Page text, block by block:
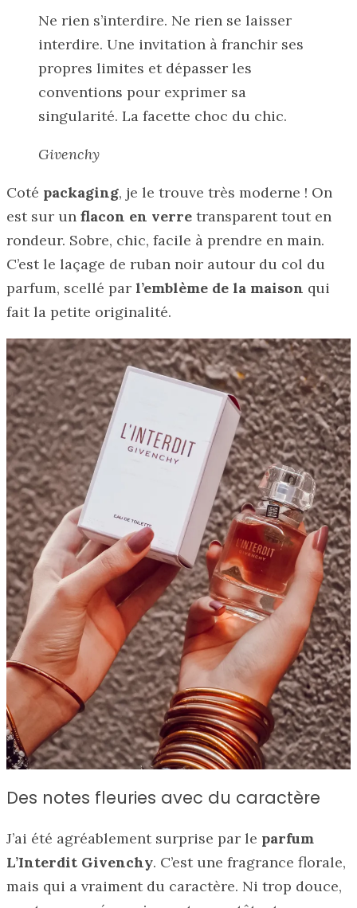
Ne rien s’interdire. Ne rien se laisser
interdire. Une invitation à franchir ses
propres limites et dépasser les
conventions pour exprimer sa
singularité. La facette choc du chic.
Givenchy
Coté packaging, je le trouve très moderne ! On
est sur un flacon en verre transparent tout en
rondeur. Sobre, chic, facile à prendre en main.
C’est le laçage de ruban noir autour du col du
parfum, scellé par l’emblème de la maison qui
fait la petite originalité.
Des notes fleuries avec du caractère
J’ai été agréablement surprise par le parfum
L’Interdit Givenchy. C’est une fragrance florale,
mais qui a vraiment du caractère. Ni trop douce,